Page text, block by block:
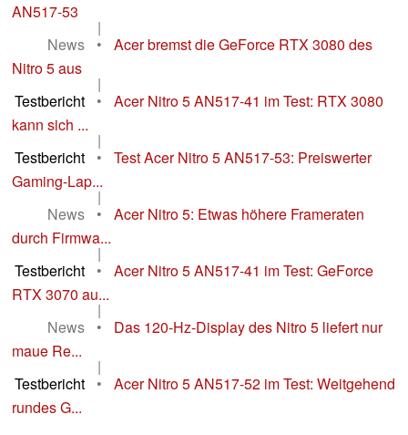
AN517-53
|
News
•
Acer bremst die GeForce RTX 3080 des
Nitro 5 aus
|
Testbericht
•
Acer Nitro 5 AN517-41 im Test: RTX 3080
kann sich ...
|
Testbericht
•
Test Acer Nitro 5 AN517-53: Preiswerter
Gaming-Lap...
|
News
•
Acer Nitro 5: Etwas höhere Frameraten
durch Firmwa...
|
Testbericht
•
Acer Nitro 5 AN517-41 im Test: GeForce
RTX 3070 au...
|
News
•
Das 120-Hz-Display des Nitro 5 liefert nur
maue Re...
|
Testbericht
•
Acer Nitro 5 AN517-52 im Test: Weitgehend
rundes G...